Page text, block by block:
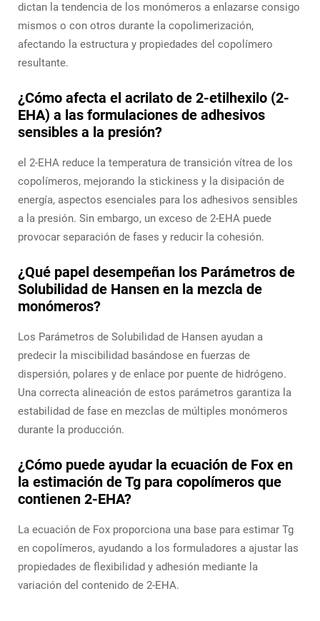
dictan la tendencia de los monómeros a enlazarse consigo
mismos o con otros durante la copolimerización,
afectando la estructura y propiedades del copolímero
resultante.
¿Cómo afecta el acrilato de 2-etilhexilo (2-
EHA) a las formulaciones de adhesivos
sensibles a la presión?
el 2-EHA reduce la temperatura de transición vítrea de los
copolímeros, mejorando la stickiness y la disipación de
energía, aspectos esenciales para los adhesivos sensibles
a la presión. Sin embargo, un exceso de 2-EHA puede
provocar separación de fases y reducir la cohesión.
¿Qué papel desempeñan los Parámetros de
Solubilidad de Hansen en la mezcla de
monómeros?
Los Parámetros de Solubilidad de Hansen ayudan a
predecir la miscibilidad basándose en fuerzas de
dispersión, polares y de enlace por puente de hidrógeno.
Una correcta alineación de estos parámetros garantiza la
estabilidad de fase en mezclas de múltiples monómeros
durante la producción.
¿Cómo puede ayudar la ecuación de Fox en
la estimación de Tg para copolímeros que
contienen 2-EHA?
La ecuación de Fox proporciona una base para estimar Tg
en copolímeros, ayudando a los formuladores a ajustar las
propiedades de flexibilidad y adhesión mediante la
variación del contenido de 2-EHA.